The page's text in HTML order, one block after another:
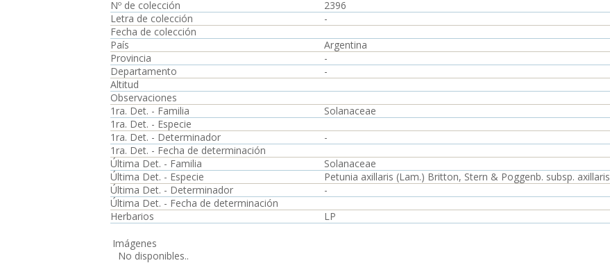
Nº de colección
2396
Letra de colección
-
Fecha de colección
País
Argentina
Provincia
-
Departamento
-
Altitud
Observaciones
1ra. Det. - Familia
Solanaceae
1ra. Det. - Especie
1ra. Det. - Determinador
-
1ra. Det. - Fecha de determinación
Última Det. - Familia
Solanaceae
Última Det. - Especie
Petunia axillaris (Lam.) Britton, Stern & Poggenb. subsp. axillaris
Última Det. - Determinador
-
Última Det. - Fecha de determinación
Herbarios
LP
Imágenes
No disponibles..